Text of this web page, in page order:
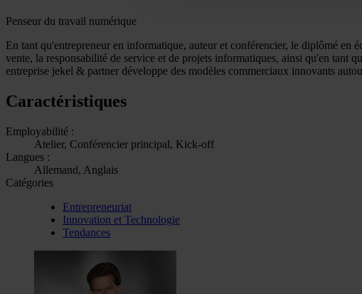
Penseur du travail numérique
En tant qu'entrepreneur en informatique, auteur et conférencier, le diplômé
vente, la responsabilité de service et de projets informatiques, ainsi qu'en tant
entreprise jekel & partner développe des modèles commerciaux innovants
Caractéristiques
Employabilité :
Atelier, Conférencier principal, Kick-off
Langues :
Allemand, Anglais
Catégories
Entrepreneuriat
Innovation et Technologie
Tendances